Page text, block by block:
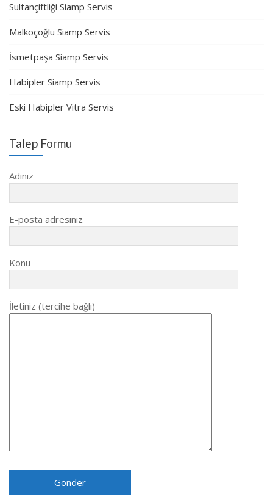
Sultançiftliği Siamp Servis
Malkoçoğlu Siamp Servis
İsmetpaşa Siamp Servis
Habipler Siamp Servis
Eski Habipler Vitra Servis
Talep Formu
Adınız
E-posta adresiniz
Konu
İletiniz (tercihe bağlı)